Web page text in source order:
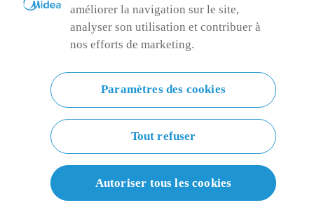
améliorer la navigation sur le site,
analyser son utilisation et contribuer à
nos efforts de marketing.
Paramètres des cookies
Tout refuser
Autoriser tous les cookies